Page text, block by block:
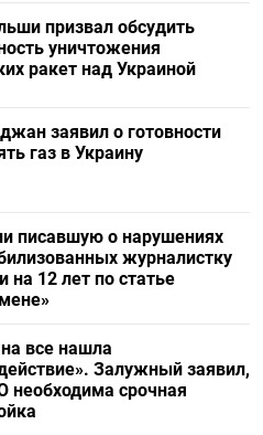
призвал обсудить
уничтожения
ракет над Украиной
заявил о готовности
газ в Украину
писавшую о нарушениях
журналистку
на 12 лет по статье
все нашла
Залужный заявил,
необходима срочная